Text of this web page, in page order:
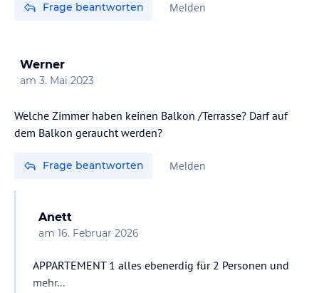
Frage beantworten Melden
Werner
am 3. Mai 2023
Welche Zimmer haben keinen Balkon /Terrasse? Darf auf
dem Balkon geraucht werden?
Frage beantworten Melden
Anett
am 16. Februar 2026
APPARTEMENT 1 alles ebenerdig für 2 Personen und
mehr...